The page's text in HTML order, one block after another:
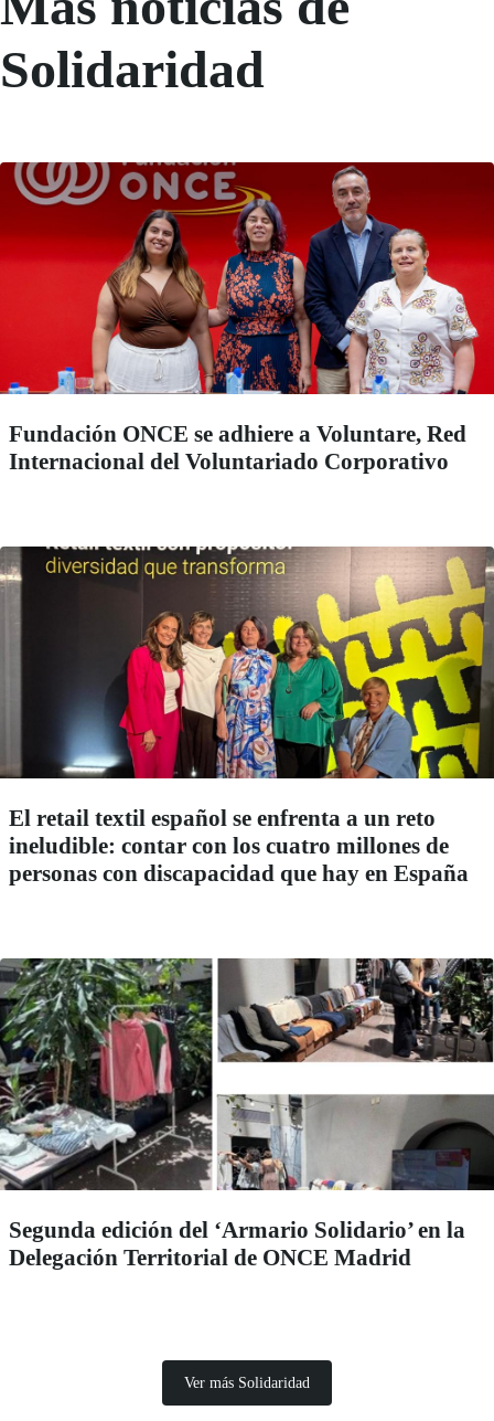
Solidaridad
Fundación ONCE se adhiere a Voluntare, Red
Internacional del Voluntariado Corporativo
El retail textil español se enfrenta a un reto
ineludible: contar con los cuatro millones de
personas con discapacidad que hay en España
Segunda edición del ‘Armario Solidario’ en la
Delegación Territorial de ONCE Madrid
Ver más Solidaridad